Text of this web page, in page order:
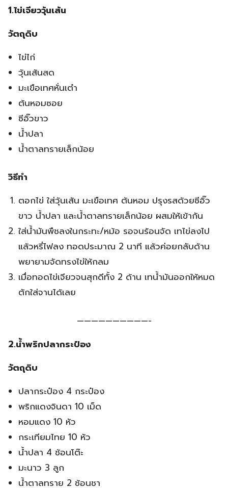
1.ไข่เจียววุ้นเส้น
วัตถุดิบ
ไข่ไก่
วุ้นเส้นสด
มะเขือเทศหั่นเต๋า
ต้นหอมซอย
ซีอิ๊วขาว
น้ำปลา
น้ำตาลทรายเล็กน้อย
วิธีทำ
ตอกไข่ ใส่วุ้นเส้น มะเขือเทศ ต้นหอม ปรุงรสด้วยซีอิ๊ว
ขาว น้ำปลา และน้ำตาลทรายเล็กน้อย ผสมให้เข้ากัน
ใส่น้ำมันพืชลงในกระทะ/หม้อ รอจนร้อนจัด เทไข่ลงไป
แล้วหรี่ไฟลง ทอดประมาณ 2 นาที แล้วค่อยกลับด้าน
พยายามจัดทรงไข่ให้กลม
เมื่อทอดไข่เจียวจนสุกดีทั้ง 2 ด้าน เทน้ำมันออกให้หมด
ตักใส่จานได้เลย
——————————-
2.น้ำพริกปลากระป๋อง
วัตถุดิบ
ปลากระป๋อง 4 กระป๋อง
พริกแดงจินดา 10 เม็ด
หอมแดง 10 หัว
กระเทียมไทย 10 หัว
น้ำปลา 4 ช้อนโต๊ะ
มะนาว 3 ลูก
น้ำตาลทราย 2 ช้อนชา